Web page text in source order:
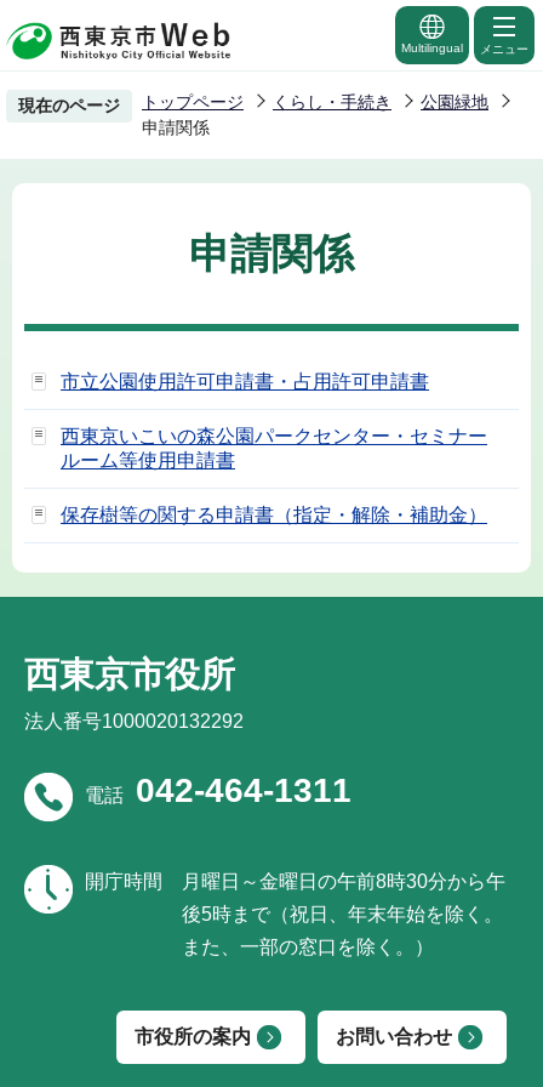
の
ー
Multilingual メニュー
現在のページ トップページ くらし・手続き
公園緑地
申請関係
申請関係
市立公園使用許可申請書・占用許可申請書
西東京いこいの森公園パークセンター・セミナー
ルーム等使用申請書
保存樹等の関する申請書（指定・解除・補助金）
西東京市役所
法人番号1000020132292
電話 042-464-1311
開庁時間
月曜日～金曜日の午前8時30分から午
後5時まで（祝日、年末年始を除く。
また、一部の窓口を除く。）
市役所の案内 お問い合わせ